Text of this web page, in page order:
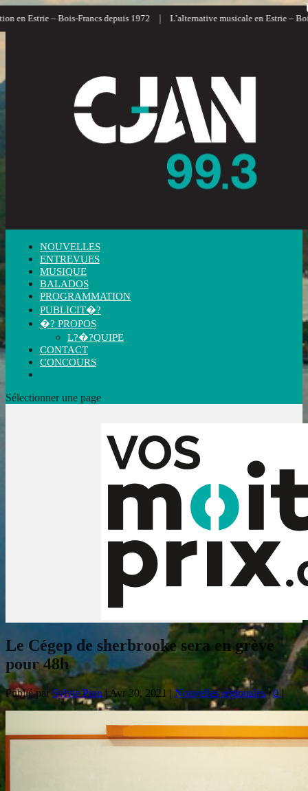
en Estrie – Bois-Francs depuis 1972 L’alternative musicale en Estrie –
NOUVELLES
ENTREVUES
MUSIQUE
BALADOS
PROGRAMMATION
PUBLICIT�?
�? PROPOS
L?�?QUIPE
CONTACT
CONCOURS
Sélectionner une page
Le Cégep de sherbrooke sera en grève
pour 48h
Publié parSylvie Pion | Avr 30, 2021 |Nouvelles régionales|0|